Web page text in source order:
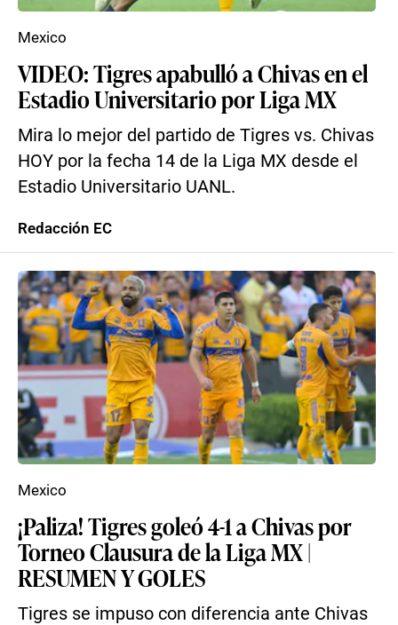
VIDEO: Tigres apabulló a Chivas en el
Estadio Universitario por Liga MX
Mira lo mejor del partido de Tigres vs. Chivas
HOY por la fecha 14 de la Liga MX desde el
Estadio Universitario UANL.
Mexico
Redacción EC
¡Paliza! Tigres goleó 4-1 a Chivas por
Torneo Clausura de la Liga MX |
RESUMEN Y GOLES
Tigres se impuso con diferencia ante Chivas
Mexico